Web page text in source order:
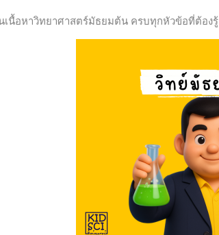
เนื้อหาวิทยาศาสตร์มัธยมต้น ครบทุกหัวข้อที่ต้องรู้